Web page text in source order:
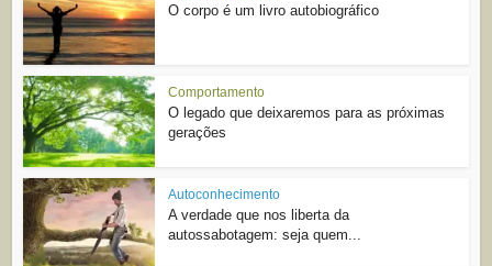
O corpo é um livro autobiográfico
Comportamento
O legado que deixaremos para as próximas
gerações
Autoconhecimento
A verdade que nos liberta da
autossabotagem: seja quem...